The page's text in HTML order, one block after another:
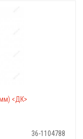
<ДК>
36-1104788